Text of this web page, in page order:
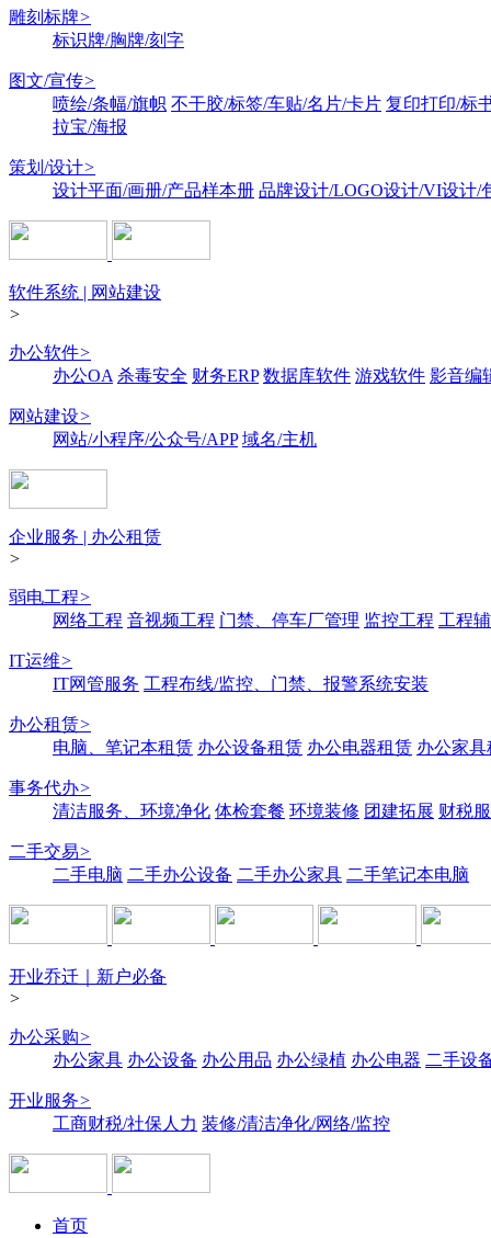
雕刻标牌>
标识牌/胸牌/刻字
图文/宣传>
喷绘/条幅/旗帜 不干胶/标签/车贴/名片/卡片 复印打印/标
拉宝/海报
策划/设计>
设计平面/画册/产品样本册 品牌设计/LOGO设计/VI设计/
软件系统 | 网站建设
>
办公软件>
办公OA 杀毒安全 财务ERP 数据库软件 游戏软件 影音编
网站建设>
网站/小程序/公众号/APP 域名/主机
企业服务 | 办公租赁
>
弱电工程>
网络工程 音视频工程 门禁、停车厂管理 监控工程 工程
IT运维>
IT网管服务 工程布线/监控、门禁、报警系统安装
办公租赁>
电脑、笔记本租赁 办公设备租赁 办公电器租赁 办公家具
事务代办>
清洁服务、环境净化 体检套餐 环境装修 团建拓展 财税
二手交易>
二手电脑 二手办公设备 二手办公家具 二手笔记本电脑
开业乔迁｜新户必备
>
办公采购>
办公家具 办公设备 办公用品 办公绿植 办公电器 二手设
开业服务>
工商财税/社保人力 装修/清洁净化/网络/监控
首页